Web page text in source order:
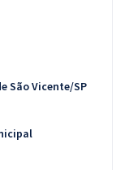
São Vicente/SP